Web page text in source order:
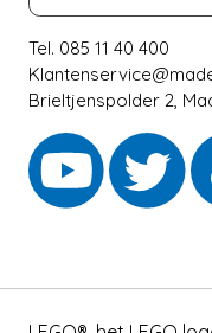
Tel. 085 11 40 400
Brieltjenspolder 2,